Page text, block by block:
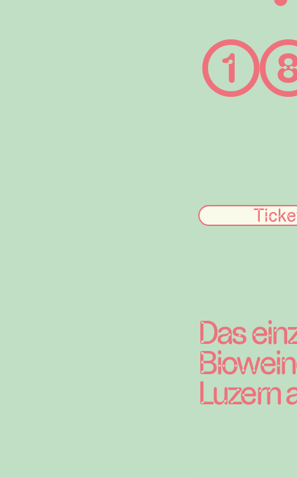
Das
Luzern